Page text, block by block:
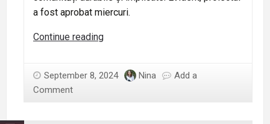
a fost aprobat miercuri.
Continue readingJurnal
local
September 8, 2024 Nina
Add a
Comment